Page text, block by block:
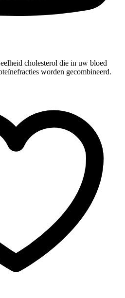
cholesterol die in uw bloed
worden gecombineerd.